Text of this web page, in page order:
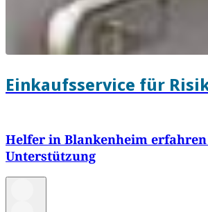
Einkaufsservice für
Helfer in Blankenheim
Unterstützung